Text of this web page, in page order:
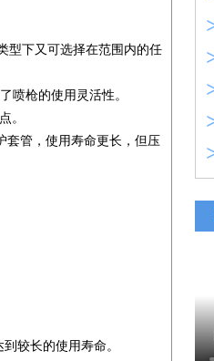
型下又可选择在范围内的任
喷枪的使用灵活性。
。
套管，使用寿命更长，但压
较长的使用寿命。